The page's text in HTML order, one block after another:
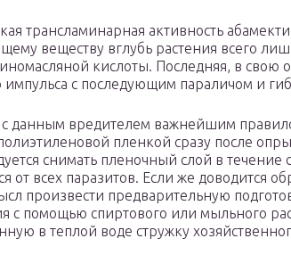
трансламинарная активность
веществу вглубь растения всего
кислоты. Последняя, в свою
импульса с последующим параличом и
данным вредителем важнейшим
пленкой сразу после
снимать пленочный слой в течение
от всех паразитов. Если же доводится
произвести предварительную
с помощью спиртового или мыльного
в теплой воде стружку